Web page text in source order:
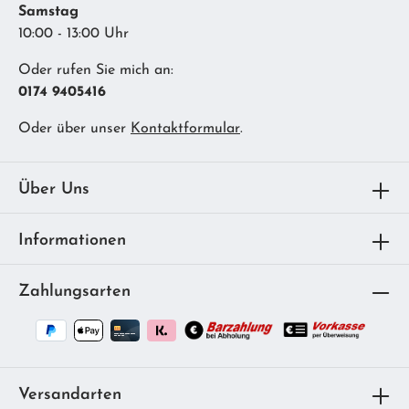
Samstag
10:00 - 13:00 Uhr
Oder rufen Sie mich an:
0174 9405416
Oder über unser Kontaktformular.
Über Uns
Informationen
Zahlungsarten
Versandarten